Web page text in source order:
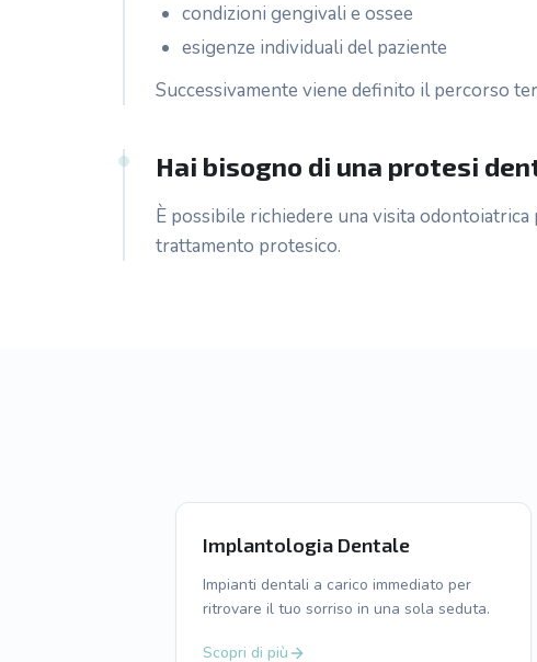
condizioni gengivali e ossee
esigenze individuali del paziente
Successivamente viene definito il percorso
Hai bisogno di una protesi
È possibile richiedere una visita
trattamento protesico.
Implantologia Dentale
Impianti dentali a carico immediato per
ritrovare il tuo sorriso in una sola seduta.
Scopri di più